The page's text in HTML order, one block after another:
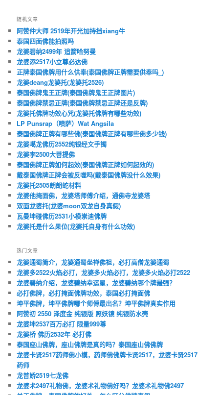
随机文章
阿赞仲大师 2519年开光加持挡xiang牛
泰国四面佛能拍照吗
龙婆碧纳2499年 追箭哈努曼
龙婆添2517小立尊必达佛
正牌泰国佛牌用什么供奉(泰国佛牌正牌需要供奉吗_)
龙婆deang龙婆托(龙婆托2526)
泰国佛牌鬼王正牌(泰国佛牌鬼王正牌图片)
泰国佛牌禁忌正牌(泰国佛牌禁忌正牌还是反牌)
龙婆托佛牌功效心咒(龙婆托佛牌有哪些功效)
LP Punsrap（喷萨）Wat Angsila
泰国佛牌正牌有哪些佛(泰国佛牌正牌有哪些佛多少钱)
龙婆噶龙佛历2552纯银经文手镯
龙婆李2500大菩提佛
泰国佛牌正牌如何起效(泰国佛牌正牌如何起效的)
戴泰国佛牌正牌会被反噬吗(戴泰国佛牌没什么效果)
龙婆托2505朗朗蛇材料
龙婆他掩面佛，龙婆塔师傅介绍，通佛寺龙婆塔
双面龙婆托(龙婆moon双龙自身真假)
瓦曼坤碰佛历2531小模崇迪佛牌
龙婆托是什么果位(龙婆托自身有什么功效)
热门文章
龙婆通蜀简介，龙婆通蜀坐禅佛祖，必打高僧龙婆通蜀
龙婆多2522火焰必打，龙婆多火焰必打，龙婆多火焰必打2522
龙婆碧纳介绍，龙婆碧纳幸运星，龙婆碧纳哪个牌最强？
必打佛牌，必打掩面佛牌功效，泰国必打掩面佛
坤平佛牌，坤平佛牌哪个师傅最出名？坤平佛牌真实作用
阿赞初 2550 泽度金 纯银版 照妖镜 纯银防水壳
龙婆坤2537百万必打 限量999尊
龙婆桥 佛历2532年 必打佛
泰国座山佛牌，座山佛牌是真的吗？泰国座山佛佛牌
龙婆卡贤2517药师佛小模，药师佛佛牌卡贤2517，龙婆卡贤2517
药师
龙普娇2519七龙佛
龙婆术2497礼物佛，龙婆术礼物佛好吗？龙婆术礼物佛2497